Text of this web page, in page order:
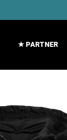
★ PARTNER